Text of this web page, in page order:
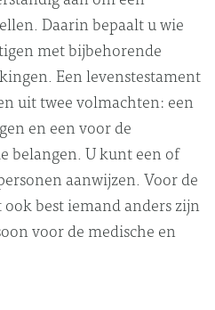
Daarin bepaalt u wie
met bijbehorende
Een levenstestament
uit twee volmachten: een
en een voor de
belangen. U kunt een of
aanwijzen. Voor de
best iemand anders zijn
voor de medische en